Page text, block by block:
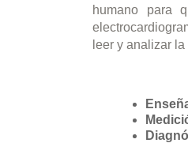
humano para
leer y analizar